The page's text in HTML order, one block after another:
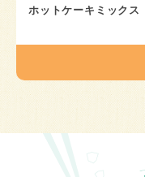
ホットケーキミックス